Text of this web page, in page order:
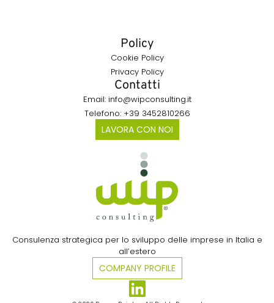
Consulenza strategica per lo sviluppo delle imprese in Italia e
all’estero​
COMPANY PROFILE
Policy
Cookie Policy
Privacy Policy
Contatti
Email: info@wipconsulting.it
Telefono: +39 3452810266
LAVORA CON NOI